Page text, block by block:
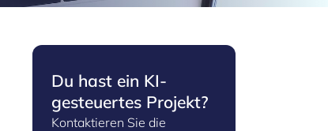
Du hast ein KI-
gesteuertes Projekt?
Kontaktieren Sie die